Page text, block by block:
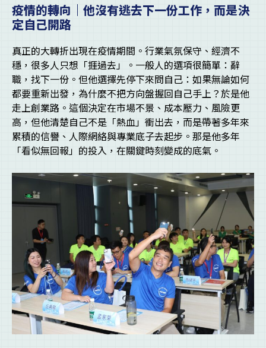
疫情的轉向｜他沒有逃去下一份工作，而是決
定自己開路
真正的大轉折出現在疫情期間。行業氣氛保守、經濟不
穩，很多人只想「捱過去」。一般人的選項很簡單：辭
職，找下一份。但他選擇先停下來問自己：如果無論如何
都要重新出發，為什麼不把方向盤握回自己手上？於是他
走上創業路。這個決定在市場不景、成本壓力、風險更
高，但他清楚自己不是「熱血」衝出去，而是帶著多年來
累積的信譽、人際網絡與專業底子去起步。那是他多年
「看似無回報」的投入，在關鍵時刻變成的底氣。